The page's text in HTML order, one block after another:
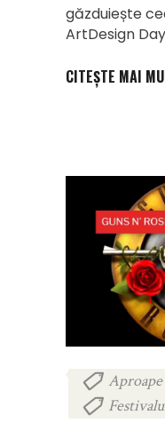
găzduiește
ArtDesign
CITEȘTE MAI